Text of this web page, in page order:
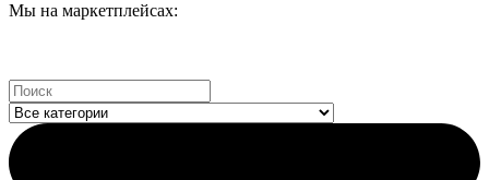
Мы на маркетплейсах:
Search
...